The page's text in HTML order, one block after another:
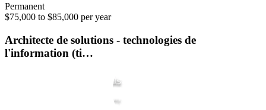
Permanent
$75,000 to $85,000 per year
Architecte de solutions - technologies de
l'information (ti…